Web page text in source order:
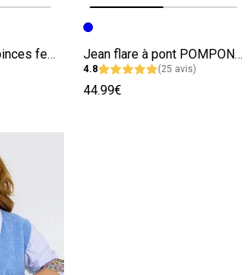
Pantalon barrel à pinces femme
Image précédente
Image suivante
Jean flare à pont POMPON F02 femme
4.8 (25 avis)
44.99€